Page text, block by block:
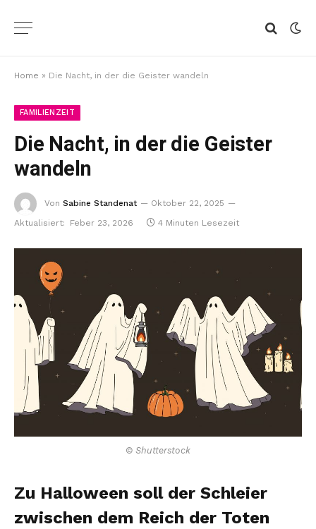
Home » Die Nacht, in der die Geister wandeln
FAMILIENZEIT
Die Nacht, in der die Geister
wandeln
Von Sabine Standenat
Oktober 22, 2025
Aktualisiert:
Feber 23, 2026 4 Minuten Lesezeit
© Shutterstock
Zu Halloween soll der Schleier
zwischen dem Reich der Toten